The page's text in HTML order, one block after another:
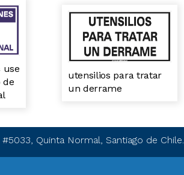
use
de
utensilios para tratar
un derrame
#5033, Quinta Normal, Santiago de Chile.